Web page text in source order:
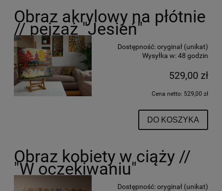
Obraz akrylowy na płótnie
// pejzaż "Jesień"
Dostępność:oryginał (unikat)
Wysyłka w:48 godzin
529,00 zł
Cena netto: 529,00 zł
DO KOSZYKA
Obraz kobiety w ciąży //
"W oczekiwaniu"
Dostępność:oryginał (unikat)